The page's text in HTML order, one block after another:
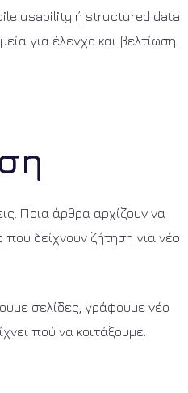
usability ή structured data
για έλεγχο και βελτίωση.
Ποια άρθρα αρχίζουν να
δείχνουν ζήτηση για νέο
σελίδες, γράφουμε νέο
πού να κοιτάξουμε.